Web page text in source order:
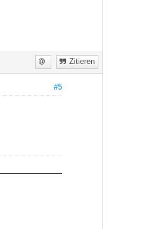
Zitieren
#5